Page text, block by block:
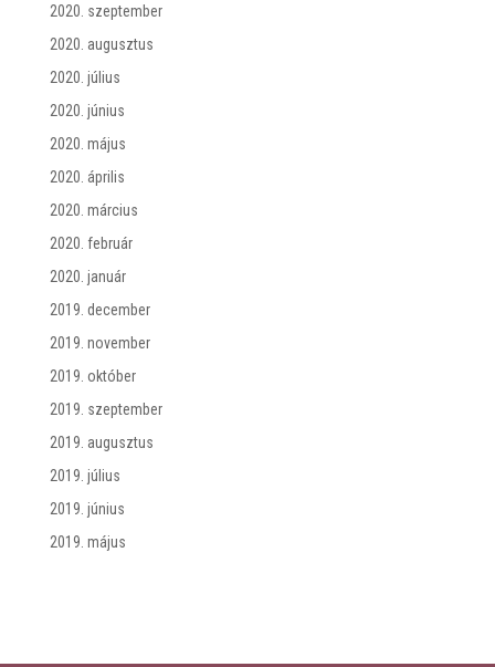
2020. szeptember
2020. augusztus
2020. július
2020. június
2020. május
2020. április
2020. március
2020. február
2020. január
2019. december
2019. november
2019. október
2019. szeptember
2019. augusztus
2019. július
2019. június
2019. május